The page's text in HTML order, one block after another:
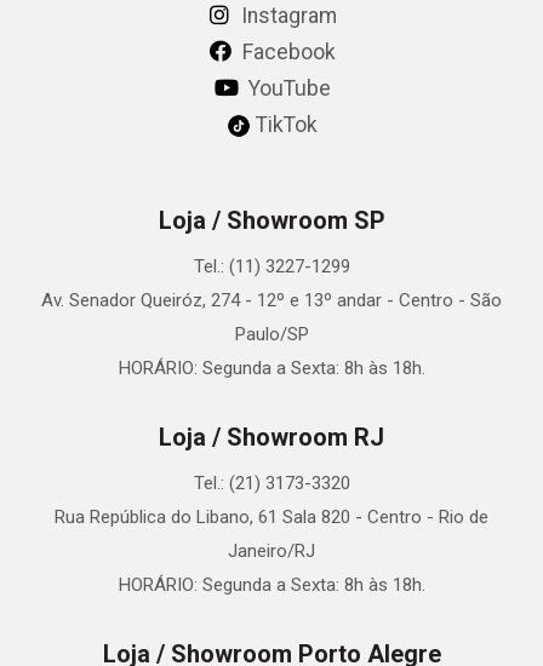
Instagram
Facebook
YouTube
TikTok
Loja / Showroom SP
Tel.: (11) 3227-1299
Av. Senador Queiróz, 274 - 12º e 13º andar - Centro - São
Paulo/SP
HORÁRIO: Segunda a Sexta: 8h às 18h.
Loja / Showroom RJ
Tel.: (21) 3173-3320
Rua República do Libano, 61 Sala 820 - Centro - Rio de
Janeiro/RJ
HORÁRIO: Segunda a Sexta: 8h às 18h.
Loja / Showroom Porto Alegre